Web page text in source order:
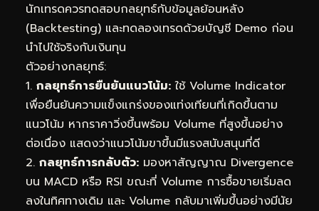
นักเทรดควรทดสอบกลยุทธ์กับข้อมูลย้อนหลัง
(Backtesting) และทดลองเทรดด้วยบัญชี Demo ก่อน
นำไปใช้จริงกับเงินทุน
ตัวอย่างกลยุทธ์:
1. กลยุทธ์การยืนยันแนวโน้ม: ใช้ Volume Indicator
เพื่อยืนยันความแข็งแกร่งของแท่งเทียนที่เกิดขึ้นตาม
แนวโน้ม หากราคาวิ่งขึ้นพร้อม Volume ที่สูงขึ้นอย่าง
ต่อเนื่อง แสดงว่าแนวโน้มขาขึ้นมีแรงสนับสนุนที่ดี
2. กลยุทธ์การกลับตัว: มองหาสัญญาณ Divergence
บน MACD หรือ RSI ขณะที่ Volume การซื้อขายเริ่มลด
ลงในทิศทางเดิม และ Volume กลับมาเพิ่มขึ้นอย่างมีนัย